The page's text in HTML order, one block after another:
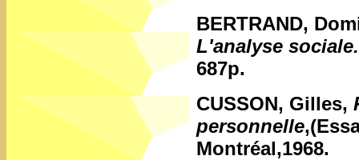
BERTRAND,
L'analyse sociale.
687p.
CUSSON, Gilles,
personnelle
Montréal,1968.